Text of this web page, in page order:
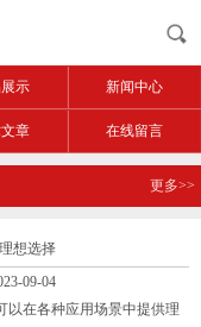
示 新闻中心
章 在线留言
更多>>
想选择
09-04
以在各种应用场景中提供理